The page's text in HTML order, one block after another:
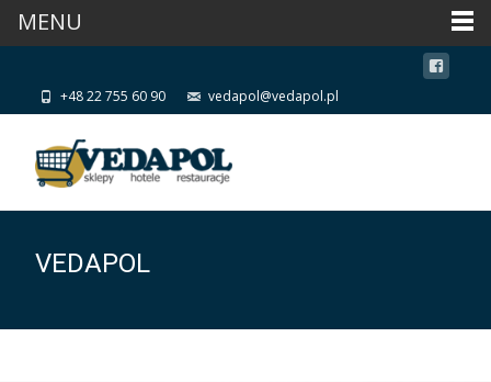
+48 22 755 60 90 vedapol@vedapol.pl
VEDAPOL
MENU